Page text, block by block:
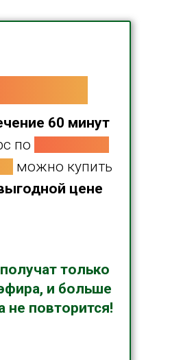
только
и больше
не повторится!
60 минут
по
можно купить
цене